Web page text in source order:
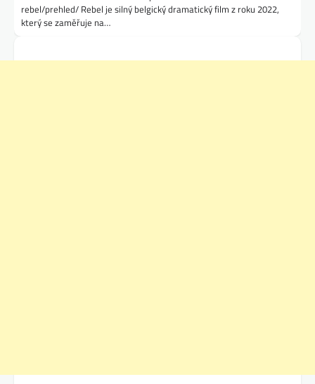
rebel/prehled/ Rebel je silný belgický dramatický film z roku 2022,
který se zaměřuje na…